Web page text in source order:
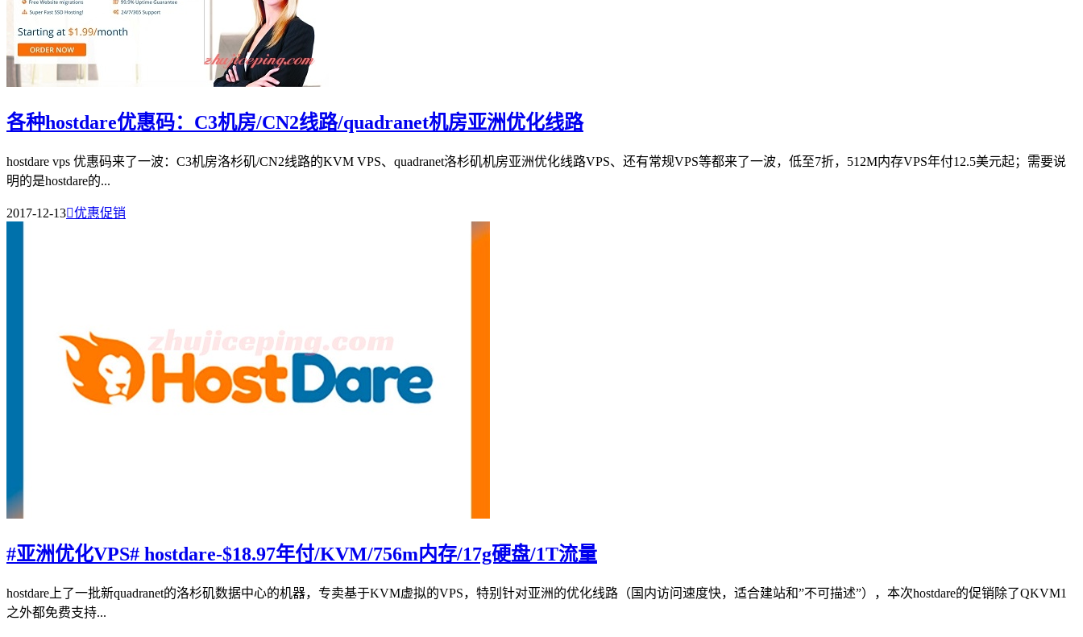
各种hostdare优惠码：C3机房/CN2线路/quadranet机房亚洲优化线路
hostdare vps 优惠码来了一波：C3机房洛杉矶/CN2线路的KVM VPS、quadranet洛杉矶机房亚洲优化线路VPS、还有常规VPS等都来了一波，低至7折，512M内存VPS年付12.5美元起；需要说
明的是hostdare的...
2017-12-13优惠促销
#亚洲优化VPS# hostdare-$18.97年付/KVM/756m内存/17g硬盘/1T流量
hostdare上了一批新quadranet的洛杉矶数据中心的机器，专卖基于KVM虚拟的VPS，特别针对亚洲的优化线路（国内访问速度快，适合建站和”不可描述”），本次hostdare的促销除了QKVM1
之外都免费支持...